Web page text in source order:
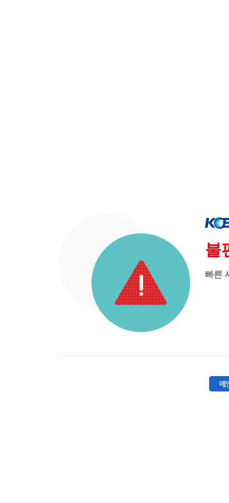
불
빠른
메